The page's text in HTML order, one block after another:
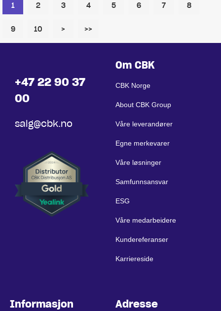
1 2 3 4 5 6 7 8
9 10 > >>
+47 22 90 37
00
salg@cbk.no
Om CBK
CBK Norge
About CBK Group
Våre leverandører
Egne merkevarer
Våre løsninger
Samfunnsansvar
ESG
Våre medarbeidere
Kundereferanser
Karriereside
Informasjon Adresse